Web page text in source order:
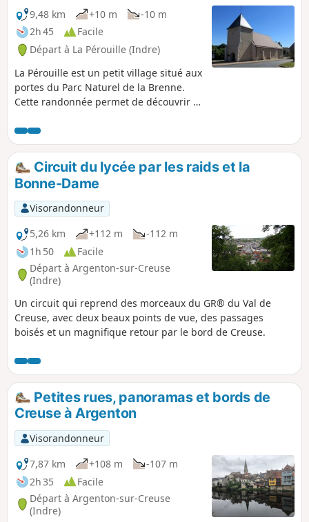
9,48 km +10 m
-10 m
2h 45
Facile
Départ à La Pérouille (Indre)
La Pérouille est un petit village situé aux
portes du Parc Naturel de la Brenne.
Cette randonnée permet de découvrir la
l’Étang communal de la Roche.
Circuit du lycée par les raids et la
Bonne-Dame
Visorandonneur
5,26 km
+112 m
-112 m
1h 50
Facile
Départ à Argenton-sur-Creuse
(Indre)
Un circuit qui reprend des morceaux du GR® du Val de
Creuse, avec deux beaux points de vue, des passages
boisés et un magnifique retour par le bord de Creuse.
Petites rues, panoramas et bords de
Creuse à Argenton
Visorandonneur
7,87 km
+108 m
-107 m
2h 35
Facile
Départ à Argenton-sur-Creuse
(Indre)